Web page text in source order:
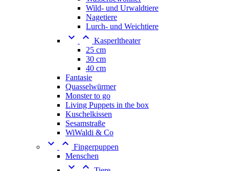
Wild- und Urwaldtiere
Nagetiere
Lurch- und Weichtiere
  Kasperltheater
25 cm
30 cm
40 cm
Fantasie
Quasselwürmer
Monster to go
Living Puppets in the box
Kuschelkissen
Sesamstraße
WiWaldi & Co
  Fingerpuppen
Menschen
 